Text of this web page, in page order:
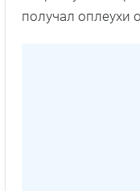
получал оплеухи